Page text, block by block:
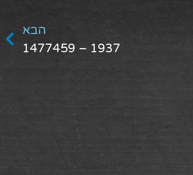
הבא
1937 – 1477459